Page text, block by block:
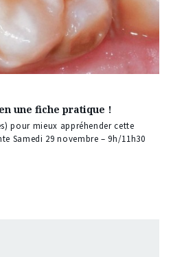
une fiche pratique !
pour mieux appréhender cette
Samedi 29 novembre – 9h/11h30